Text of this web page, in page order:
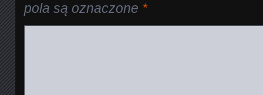
pola są oznaczone *